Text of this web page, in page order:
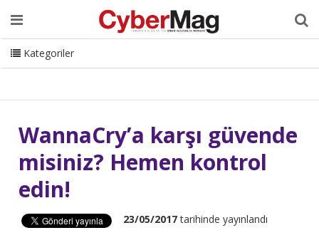
Ana Sayfa Hakkımızda Dergi Editörden
Danışmanlık
ISC Turkey Sizden Gelenler
İletişim
CyberMag Logo
Kategoriler
WannaCry’a karşı güvende
misiniz? Hemen kontrol
edin!
23/05/2017tarihinde yayınlandı